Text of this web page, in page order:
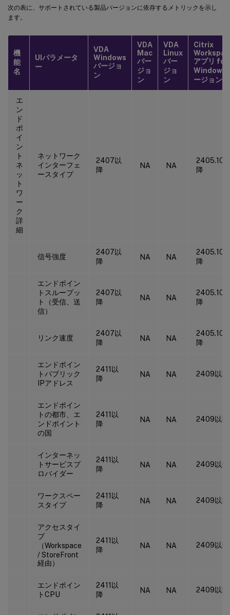
次の表に、サポートされている製品バージョンに依存するメトリックを示し
ます。
機
能
名
UIパラメータ
ー
VDA
Windows
バージョ
ン
VDA
Mac
バー
ジョ
ン
VDA
Linux
バー
ジョ
ン
Citrix
アプリ for
Windows
ージョン
エ
ン
ド
ポ
イ
ン
ト
ネ
ッ
ト
ワ
ー
ク
詳
細
ネットワーク
インターフェ
ースタイプ
2407以
降
NA NA
2405.10
降
信号強度
2407以
降
NA NA
2405.10
降
エンドポイン
トスループッ
ト（受信、送
信）
2407以
降
NA NA
2405.10
降
リンク速度
2407以
降
NA NA
2405.10
降
エンドポイン
トパブリック
IPアドレス
2411以
降
NA NA 2409以降
エンドポイン
トの都市、エ
ンドポイント
の国
2411以
降
NA NA 2409以降
インターネッ
トサービスプ
ロバイダー
2411以
降
NA NA 2409以降
ワークスペー
スタイプ
2411以
降
NA NA 2409以降
アクセスタイ
プ
（Workspace
/ StoreFront
経由）
2411以
降
NA NA 2409以降
エンドポイン
トCPU
2411以
降
NA NA 2409以降